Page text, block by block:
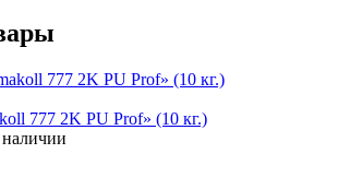
777 2K PU Prof» (10 кг.)